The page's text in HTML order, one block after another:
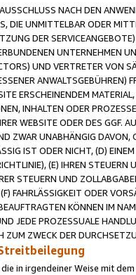
NACH DEN
DIE UNMITTELBAR ODER
DER
UNTERNEHMEN
UND VERTRETER VON
ERSCHEINENDEM
INHALTEN ODER
WEBSITE ODER DES GGF.
ZWAR UNABHÄNGIG
IST ODER NICHT, (D)
(E) IHREN
STEUERN UND
FAHRLÄSSIGKEIT ODER
KÖNNEN IM
JEDE PROZESSUALE
ZUM ZWECK DER
in irgendeiner Weise mit